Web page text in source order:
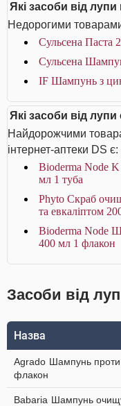
Які засоби від
Недорогими товарами
Сульсена Паста
Сульсена
IF Шампунь з
Які засоби від
Найдорожчими
інтернет-аптеки DS є:
Bioderma Node K
мл 1 туба
Phyto Скраб
та евкаліптом
Bioderma Node
400 мл 1 флакон
Засоби від
Назва
Agrado Шампунь
флакон
Babaria Шампунь